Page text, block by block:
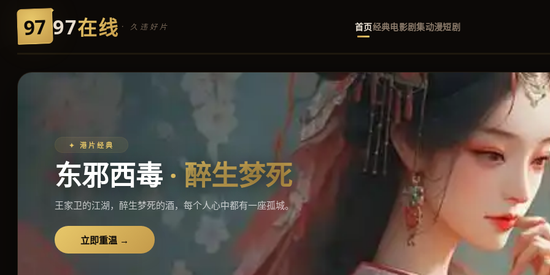
97 97在线 · 久违好片 首页经典电影剧集动漫短剧
✦ 华语巅峰
霸王别姬 · 风华绝代
说好了一辈子，差一年，一个月，一天，一个时辰，都不算一辈
子。
立即重温 →